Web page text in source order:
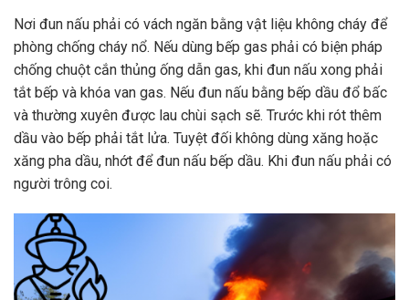
Nơi đun nấu phải có vách ngăn bằng vật liệu không cháy để
phòng chống cháy nổ. Nếu dùng bếp gas phải có biện pháp
chống chuột cắn thủng ống dẫn gas, khi đun nấu xong phải
tắt bếp và khóa van gas. Nếu đun nấu bằng bếp dầu đổ bấc
và thường xuyên được lau chùi sạch sẽ. Trước khi rót thêm
dầu vào bếp phải tắt lửa. Tuyệt đối không dùng xăng hoặc
xăng pha dầu, nhớt để đun nấu bếp dầu. Khi đun nấu phải có
người trông coi.